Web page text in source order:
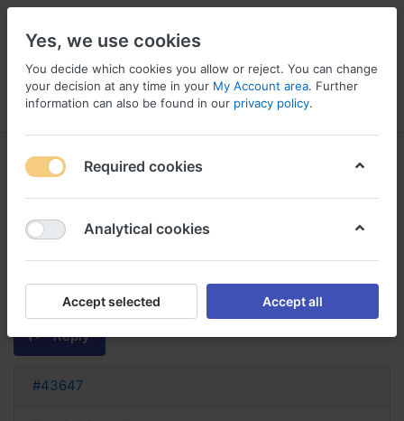
Menu Log in Compare Wishlist
rabeprazole avec ou sans
ordonnance rabeprazole sans
ordonnance
Reply
#43647
Yes, we use cookies
You decide which cookies you allow or reject. You can change
your decision at any time in your My Account area. Further
information can also be found in our privacy policy.
Required cookies
Analytical cookies
Accept selected Accept all